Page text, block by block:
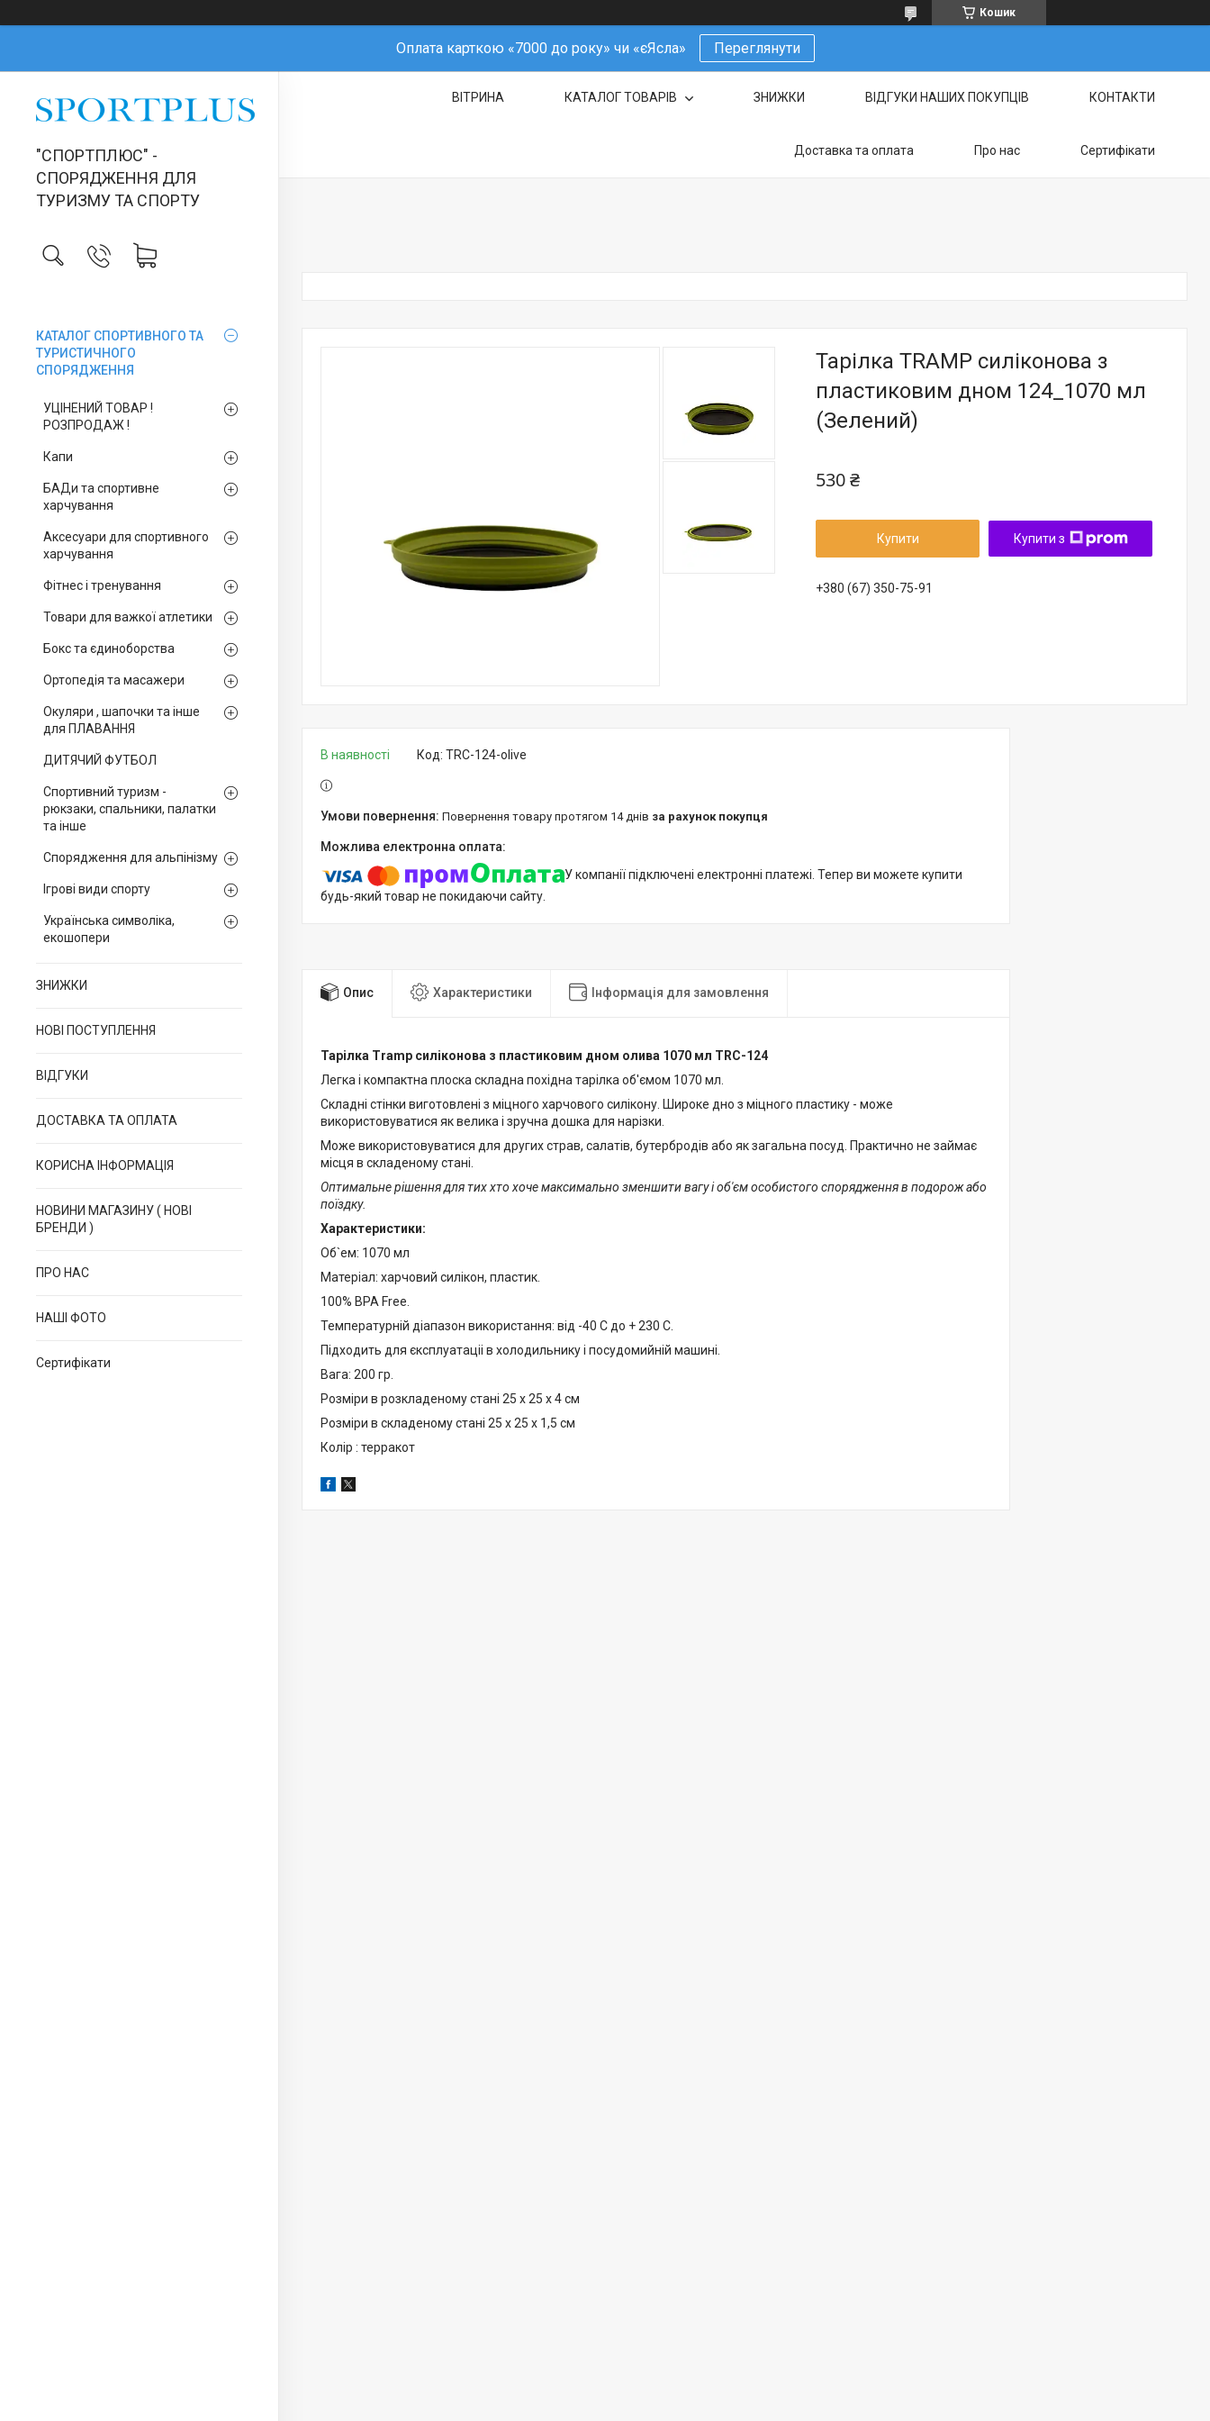
Кошик
Оплата карткою «7000 до року» чи «єЯсла» Переглянути
"СПОРТПЛЮС" -
СПОРЯДЖЕННЯ ДЛЯ
ТУРИЗМУ ТА СПОРТУ
КАТАЛОГ СПОРТИВНОГО ТА
ТУРИСТИЧНОГО
СПОРЯДЖЕННЯ
УЦІНЕНИЙ ТОВАР !
РОЗПРОДАЖ !
Капи
БАДи та спортивне
харчування
Аксесуари для спортивного
харчування
Фітнес і тренування
Товари для важкої атлетики
Бокс та єдиноборства
Ортопедія та масажери
Окуляри , шапочки та інше
для ПЛАВАННЯ
ДИТЯЧИЙ ФУТБОЛ
Спортивний туризм -
рюкзаки, спальники, палатки
та інше
Спорядження для альпінізму
Ігрові види спорту
Українська символіка,
екошопери
ЗНИЖКИ
НОВІ ПОСТУПЛЕННЯ
ВІДГУКИ
ДОСТАВКА ТА ОПЛАТА
КОРИСНА ІНФОРМАЦІЯ
НОВИНИ МАГАЗИНУ ( НОВІ
БРЕНДИ )
ПРО НАС
НАШІ ФОТО
Сертифікати
ВІТРИНА КАТАЛОГ ТОВАРІВ ЗНИЖКИ ВІДГУКИ НАШИХ ПОКУПЦІВ КОНТАКТИ
Доставка та оплата Про нас Сертифікати
Тарілка TRAMP силіконова з
пластиковим дном 124_1070 мл
(Зелений)
530 ₴
Купити Купити з
+380 (67) 350-75-91
В наявності Код: TRC-124-olive
повернення товару протягом 14 днів за рахунок покупця
У компанії підключені електронні платежі. Тепер ви можете купити
будь-який товар не покидаючи сайту.
Опис Характеристики Інформація для замовлення
Тарілка Tramp силіконова з пластиковим дном олива 1070 мл TRC-124
Легка і компактна плоска складна похідна тарілка об'ємом 1070 мл.
Складні стінки виготовлені з міцного харчового силікону. Широке дно з міцного пластику - може
використовуватися як велика і зручна дошка для нарізки.
Може використовуватися для других страв, салатів, бутербродів або як загальна посуд. Практично не займає
місця в складеному стані.
Оптимальне рішення для тих хто хоче максимально зменшити вагу і об'єм особистого спорядження в подорож або
поїздку.
Характеристики:
Об`ем: 1070 мл
Матеріал: харчовий силікон, пластик.
100% BPA Free.
Температурній діапазон використання: від -40 С до + 230 С.
Підходить для єксплуатаціі в холодильнику і посудомийній машині.
Вага: 200 гр.
Розміри в розкладеному стані 25 х 25 х 4 см
Розміри в складеному стані 25 х 25 х 1,5 см
Колір : терракот